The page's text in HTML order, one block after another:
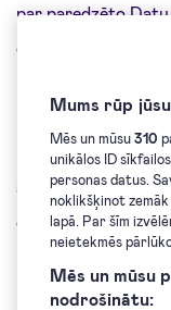
par paredzēto
elektroniskā pasta
lietot
publicēšanas,
apstrādes līguma
grozījumiem,
Klients ir tiesīgs
noteikumus.
Mums rūp
Mēs un mūsu310
unikālos ID
personas datus.
noklikšķinot
lapā. Par šīm
neietekmēs
Mēs un mūsu
nodrošinātu: